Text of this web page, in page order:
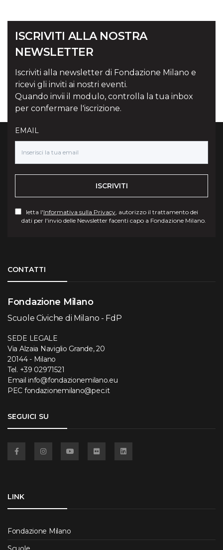
ISCRIVITI ALLA NOSTRA
NEWSLETTER
Iscriviti alla newsletter di Fondazione Milano e
ricevi gli inviti ai nostri eventi.
Quando invii il modulo, controlla la tua inbox
per confermare l'iscrizione.
EMAIL
ISCRIVITI
letta l'Informativa sulla Privacy , autorizzo il trattamento dei
dati per l'invio delle Newsletter facenti capo a Fondazione Milano.
CONTATTI
Fondazione Milano
Scuole Civiche di Milano - FdP
SEDE LEGALE
Via Alzaia Naviglio Grande, 20
20144 - Milano
Tel. +39 02971521
Email info@fondazionemilano.eu
PEC fondazionemilano@pec.it
SEGUICI SU
LINK
Fondazione Milano